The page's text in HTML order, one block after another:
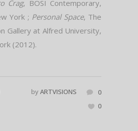
Crag, BOSI Contemporary,
York ; Personal Space, The
Gallery at Alfred University,
(2012).
byARTVISIONS
0
0